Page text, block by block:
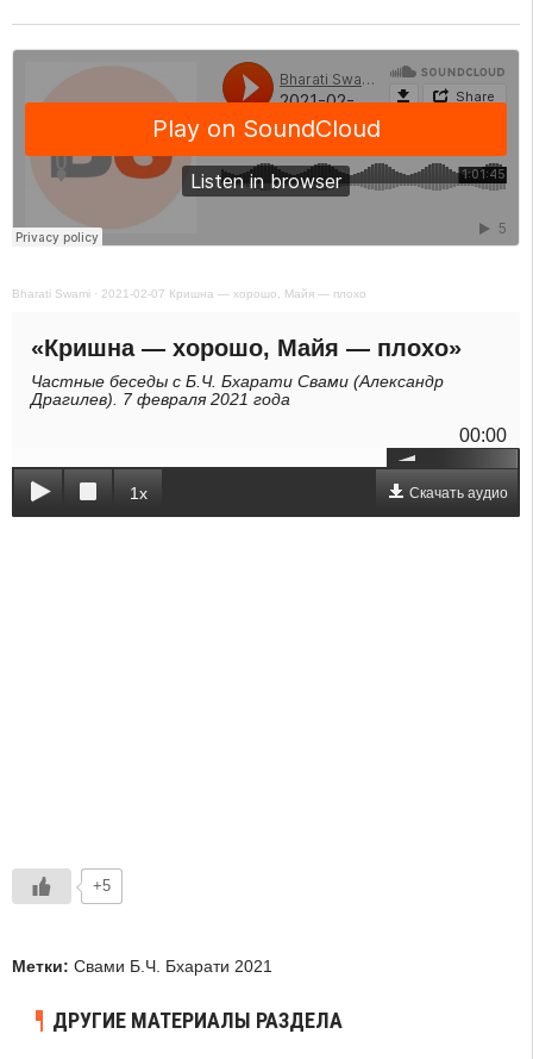
Bharati Swami · 2021-02-07 Кришна — хорошо, Майя — плохо
«Кришна — хорошо, Майя — плохо»
Частные беседы с Б.Ч. Бхарати Свами (Александр
Драгилев). 7 февраля 2021 года
00:00
1x Скачать аудио
+5
Метки: Свами Б.Ч. Бхарати 2021
ДРУГИЕ МАТЕРИАЛЫ РАЗДЕЛА